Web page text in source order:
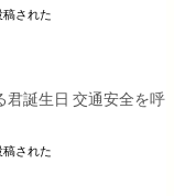
稿された
君誕生日 交通安全を呼
稿された